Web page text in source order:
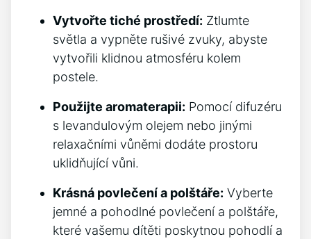
Vytvořte⁣ tiché prostředí: Ztlumte‍
světla a vypněte rušivé⁣ zvuky, abyste
vytvořili klidnou atmosféru kolem
postele.
Použijte aromaterapii: Pomocí difuzéru
s⁣ levandulovým ‍olejem nebo⁣ jinými
relaxačními vůněmi dodáte⁢ prostoru
uklidňující vůni.
Krásná ​povlečení a polštáře: Vyberte
jemné a pohodlné povlečení a ⁤polštáře,
které vašemu dítěti⁤ poskytnou pohodlí a